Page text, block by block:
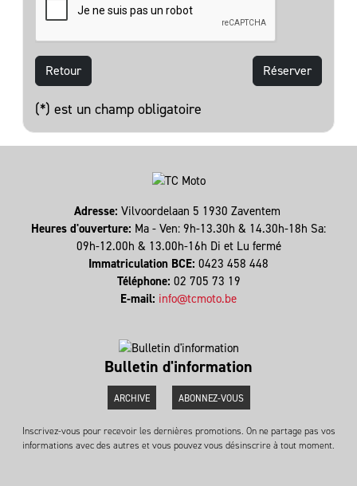
Retour
(*) est un champ obligatoire
Adresse: Vilvoordelaan 5 1930 Zaventem
Heures d'ouverture: Ma - Ven: 9h-13.30h & 14.30h-18h Sa:
09h-12.00h & 13.00h-16h Di et Lu fermé
Immatriculation BCE: 0423 458 448
Téléphone: 02 705 73 19
E-mail: info@tcmoto.be
Bulletin d'information
ARCHIVE ABONNEZ-VOUS
Inscrivez-vous pour recevoir les dernières promotions. On ne partage pas vos
informations avec des autres et vous pouvez vous désinscrire à tout moment.